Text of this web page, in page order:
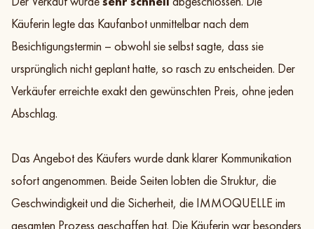
Käuferin legte das Kaufanbot unmittelbar nach dem
Besichtigungstermin – obwohl sie selbst sagte, dass sie
ursprünglich nicht geplant hatte, so rasch zu entscheiden. Der
Verkäufer erreichte exakt den gewünschten Preis, ohne jeden
Abschlag.
Das Angebot des Käufers wurde dank klarer Kommunikation
sofort angenommen. Beide Seiten lobten die Struktur, die
Geschwindigkeit und die Sicherheit, die IMMOQUELLE im
gesamten Prozess geschaffen hat. Die Käuferin war besonders